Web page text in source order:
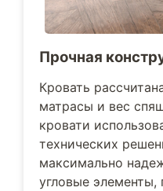
Прочная
Кровать
матрасы и вес
кровати
технических
максимально
угловые